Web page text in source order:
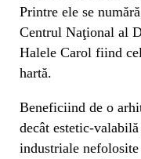
Printre ele se
Centrul Naţional al
Halele Carol fiind
hartă.
Beneficiind de o
decât estetic-
industriale